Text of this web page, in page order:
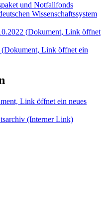
und Notfallfonds
Wissenschaftssystem
(Dokument, Link öffnet
(Dokument, Link öffnet ein
Link öffnet ein neues
(Interner Link)